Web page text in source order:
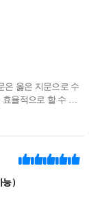
은 옳은 지문으로 수
율적으로 할 수 있
형광펜 작업이 되어
이미지를 떠올리는
여 문제를 푸는 시
중요도 표시가 되
용으로 사용하기
）